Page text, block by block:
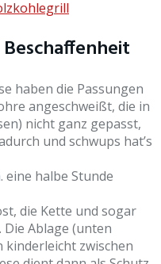
haben die Passungen
angeschweißt, die in
nicht ganz gepasst,
und schwups hat’s
eine halbe Stunde
die Kette und sogar
Die Ablage (unten
kinderleicht zwischen